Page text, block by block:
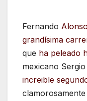
Fernando
grandísima
que ha peleado
mexicano Sergio
increible